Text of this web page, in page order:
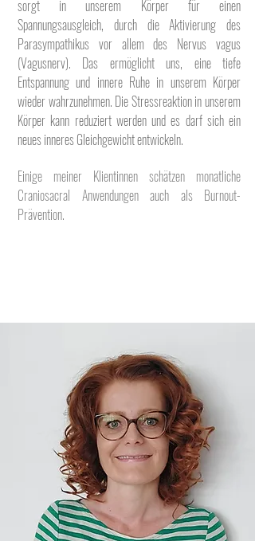
sorgt in unserem Körper für einen
Spannungsausgleich, durch die Aktivierung des
Parasympathikus vor allem des Nervus vagus
(Vagusnerv). Das ermöglicht uns, eine tiefe
Entspannung und innere Ruhe in unserem Körper
wieder wahrzunehmen. Die Stressreaktion in unserem
Körper kann reduziert werden und es darf sich ein
neues inneres Gleichgewicht entwickeln.
Einige meiner Klientinnen schätzen monatliche
Craniosacral Anwendungen auch als Burnout-
Prävention.